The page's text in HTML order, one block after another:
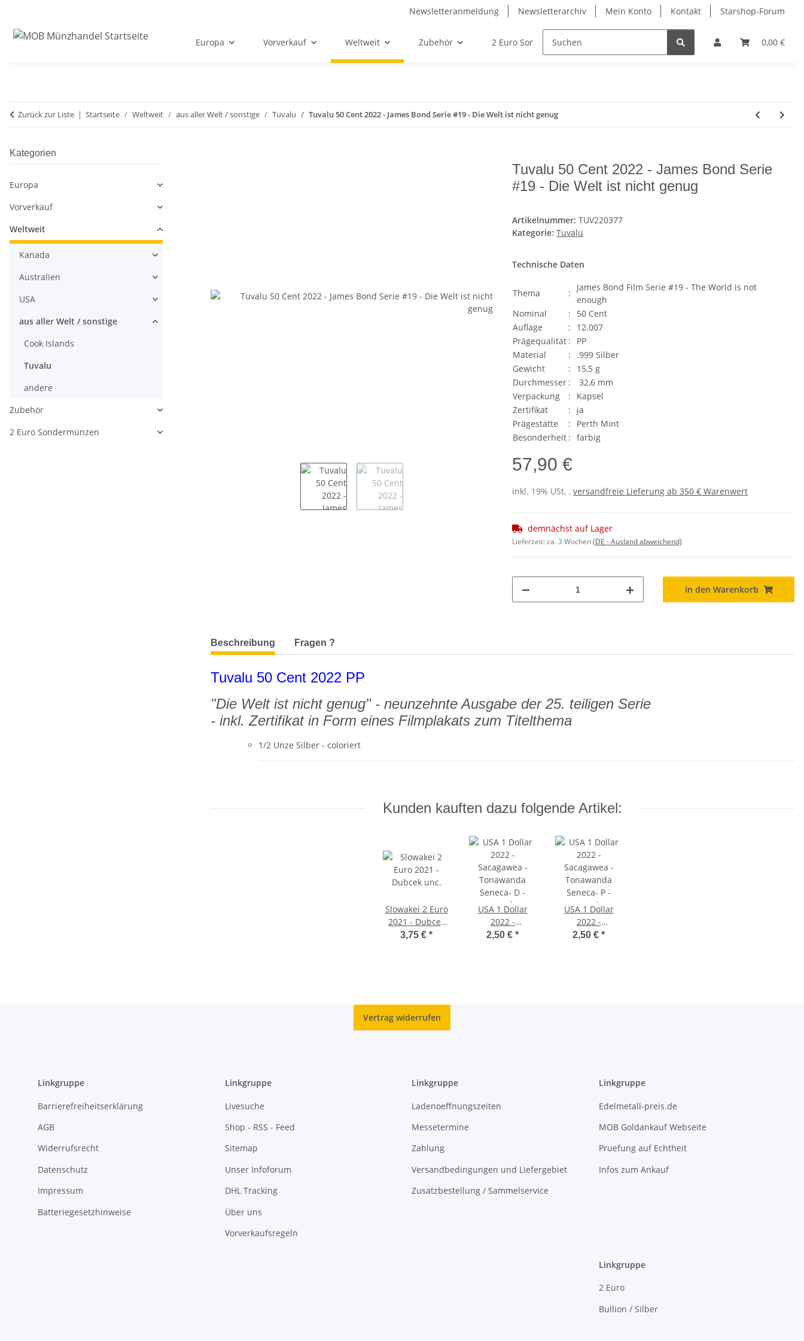
Newsletteranmeldung Newsletterarchiv Mein Konto Kontakt Starshop-Forum
0,00 €
Europa Vorverkauf Weltweit Zubehör 2 Euro Sondermünzen
Zurück zur Liste Startseite Weltweit aus aller Welt / sonstige Tuvalu Tuvalu 50 Cent 2022 - James Bond Serie #19 - Die Welt ist nicht genug
Tuvalu 50 Cent 2022 - James Bond Serie
#19 - Die Welt ist nicht genug
Artikelnummer: TUV220377
Kategorie: Tuvalu
Technische Daten
Thema :
James Bond Film Serie #19 - The World is not
enough
Nominal
:
50 Cent
Auflage
:
12.007
Prägequalität :
PP
Material
:
.999 Silber
Gewicht
:
15,5 g
Durchmesser :
32,6 mm
Verpackung
:
Kapsel
Zertifikat
:
ja
Prägestätte
:
Perth Mint
Besonderheit : farbig
57,90 €
inkl. 19% USt. , versandfreie Lieferung ab 350 € Warenwert
demnächst auf Lager
Lieferzeit:ca. 3 Wochen(DE - Ausland abweichend)
In den Warenkorb
weitere Registerkarten anzeigen
Beschreibung Fragen ?
Tuvalu 50 Cent 2022 PP
"Die Welt ist nicht genug" - neunzehnte Ausgabe der 25. teiligen Serie
- inkl. Zertifikat in Form eines Filmplakats zum Titelthema
1/2 Unze Silber - coloriert
Kunden kauften dazu folgende Artikel:
Slowakei 2 Euro
2021 - Dubcek
unc.
3,75 € *
USA 1 Dollar
2022 -
Sacagawea -
2,50 € *
USA 1 Dollar
2022 -
Sacagawea -
2,50 € *
Kategorien
Europa
Vorverkauf
Weltweit
Kanada
Australien
USA
aus aller Welt / sonstige
Cook Islands
Tuvalu
andere
Zubehör
2 Euro Sondermünzen
Vertrag widerrufen
Linkgruppe
Barrierefreiheitserklärung
AGB
Widerrufsrecht
Datenschutz
Impressum
Batteriegesetzhinweise
Linkgruppe
Livesuche
Shop - RSS - Feed
Sitemap
Unser Infoforum
DHL Tracking
Über uns
Vorverkaufsregeln
Linkgruppe
Ladenoeffnungszeiten
Messetermine
Zahlung
Versandbedingungen und Liefergebiet
Zusatzbestellung / Sammelservice
Linkgruppe
Edelmetall-preis.de
MOB Goldankauf Webseite
Pruefung auf Echtheit
Infos zum Ankauf
Linkgruppe
2 Euro
Bullion / Silber